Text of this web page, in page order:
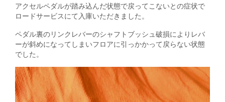
アクセルペダルが踏み込んだ状態で戻ってこないとの症状で
ロードサービスにて入庫いただきました。
ペダル裏のリンクレバーのシャフトブッシュ破損によりレバ
ーが斜めになってしまいフロアに引っかかって戻らない状態
でした。